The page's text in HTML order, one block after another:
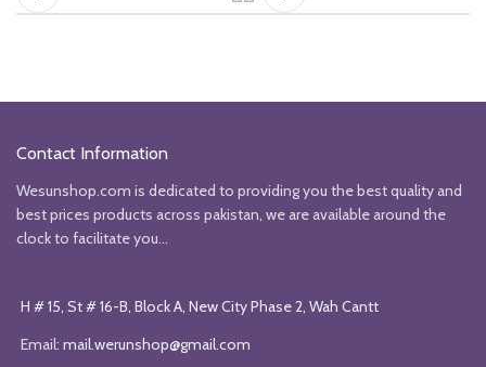
Contact Information
Wesunshop.com is dedicated to providing you the best quality and
best prices products across pakistan, we are available around the
clock to facilitate you...
H # 15, St # 16-B, Block A, New City Phase 2, Wah Cantt
Email: mail.werunshop@gmail.com